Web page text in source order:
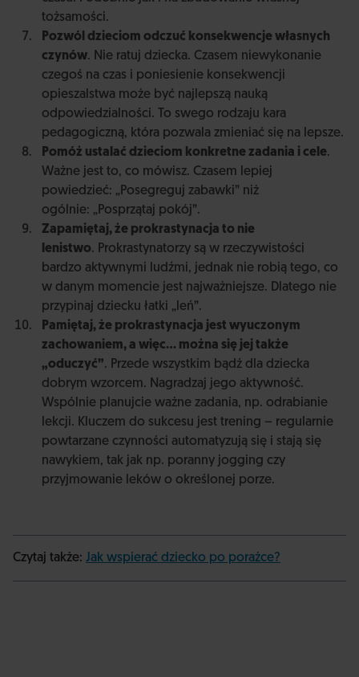
tożsamości.
Pozwól dzieciom odczuć konsekwencje własnych
czynów. Nie ratuj dziecka. Czasem niewykonanie
czegoś na czas i poniesienie konsekwencji
opieszalstwa może być najlepszą nauką
odpowiedzialności. To swego rodzaju kara
pedagogiczną, która pozwala zmieniać się na lepsze.
Pomóż ustalać dzieciom konkretne zadania i cele.
Ważne jest to, co mówisz. Czasem lepiej
powiedzieć: „Posegreguj zabawki” niż
ogólnie: „Posprzątaj pokój”.
Zapamiętaj, że prokrastynacja to nie
lenistwo. Prokrastynatorzy są w rzeczywistości
bardzo aktywnymi ludźmi, jednak nie robią tego, co
w danym momencie jest najważniejsze. Dlatego nie
przypinaj dziecku łatki „leń”.
Pamiętaj, że prokrastynacja jest wyuczonym
zachowaniem, a więc… można się jej także
„oduczyć”. Przede wszystkim bądź dla dziecka
dobrym wzorcem. Nagradzaj jego aktywność.
Wspólnie planujcie ważne zadania, np. odrabianie
lekcji. Kluczem do sukcesu jest trening – regularnie
powtarzane czynności automatyzują się i stają się
nawykiem, tak jak np. poranny jogging czy
przyjmowanie leków o określonej porze.
Czytaj także: Jak wspierać dziecko po porażce?